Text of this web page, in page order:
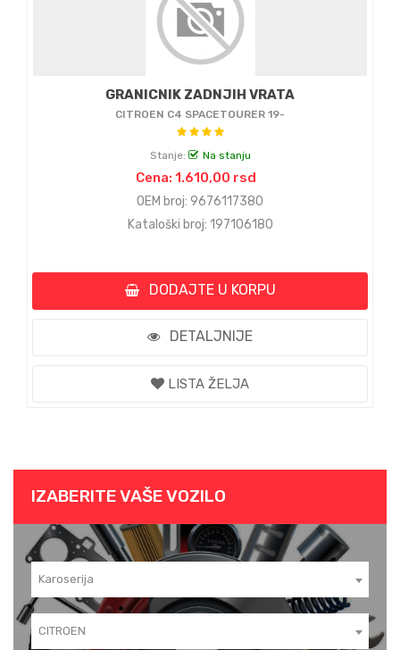
IZABERITE VAŠE VOZILO
Karoserija
CITROEN
GRANICNIK ZADNJIH VRATA
CITROEN C4 SPACETOURER 19-
Stanje: Na stanju
Cena: 1.610,00 rsd
OEM broj: 9676117380
Kataloški broj: 197106180
DODAJTE U KORPU
DETALJNIJE
LISTA ŽELJA